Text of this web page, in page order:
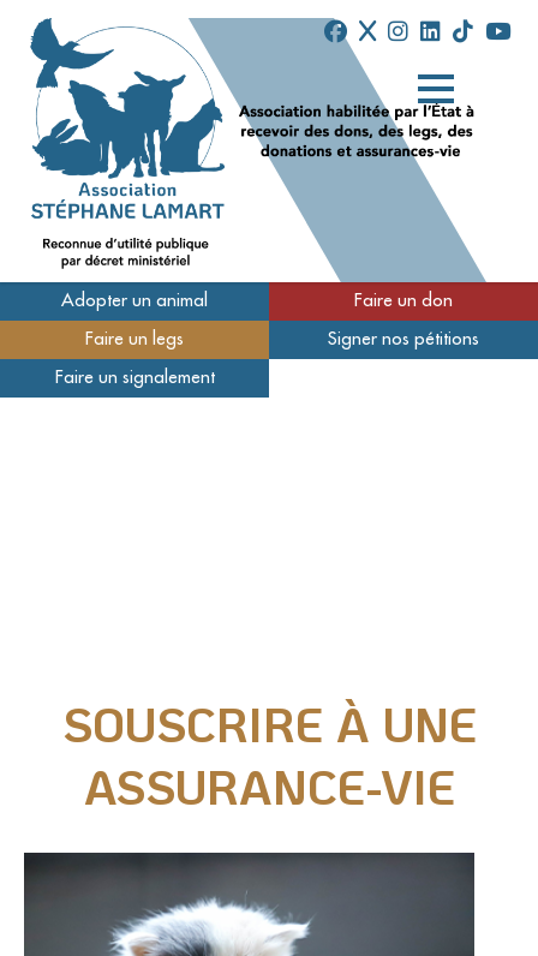
Qui sommes-nous
Nos refuges
Enquêteur
Délégué(é) en communication
Bénévoles dans nos refuges
Adopter un animal Faire un don
Faire un legs Signer nos pétitions
Faire un signalement
SOUSCRIRE À UNE
ASSURANCE-VIE